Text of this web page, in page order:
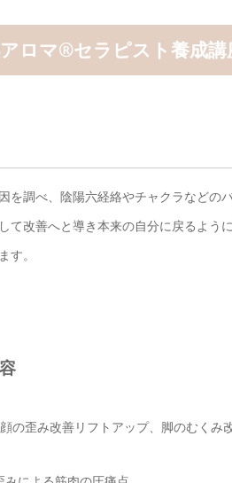
ロマ®セラピスト養成講
を調べ、陰陽六経絡やチャクラなどの
て改善へと導き本来の自分に戻るよ
す。
の歪み改善リフトアップ、脚のむくみ